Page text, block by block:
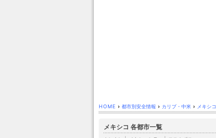
HOME › 都市別安全情報 › カリブ・中米 › メキシコ
メキシコ 各都市一覧